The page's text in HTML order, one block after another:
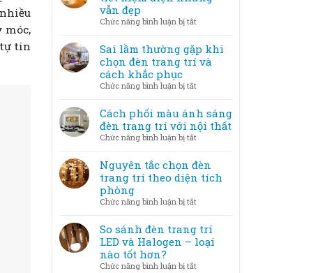
móc,
tự tin
gian
linh
nghệ
ánh
sáng
thành
phẩm
vẫn đẹp
Chức năng bình luận bị tắtở
trí
đèn
kiệm
điện
nhưng
đẹp
Sai lầm thường gặp khi
chọn đèn trang trí và
cách khắc phục
Chức năng bình luận bị tắtở
lầm
thường
gặp
đèn
trang
và
khắc
phục
Cách phối màu ánh sáng
đèn trang trí với nội thất
Chức năng bình luận bị tắtở
phối
màu
ánh
trí
với
thất
Nguyên tắc chọn đèn
trang trí theo diện tích
phòng
Chức năng bình luận bị tắtở
tắc
chọn
đèn
So sánh đèn trang trí
LED và Halogen – loại
nào tốt hơn?
Chức năng bình luận bị tắtở